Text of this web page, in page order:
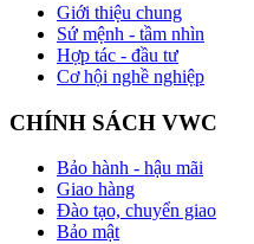
Giới thiệu chung
Sứ mệnh - tầm nhìn
Hợp tác - đầu tư
Cơ hội nghề nghiệp
CHÍNH SÁCH VWC
Bảo hành - hậu mãi
Giao hàng
Đào tạo, chuyển giao
Bảo mật